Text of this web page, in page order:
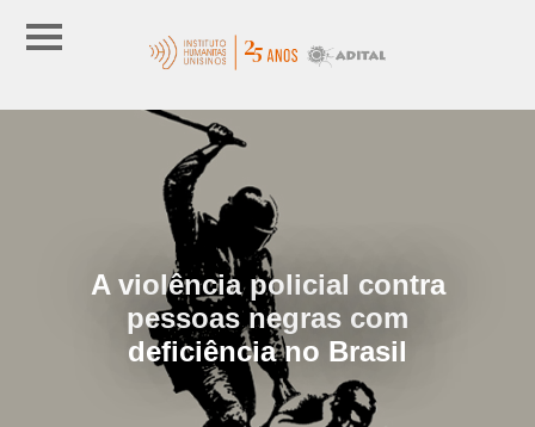
A violência policial contra
pessoas negras com
deficiência no Brasil